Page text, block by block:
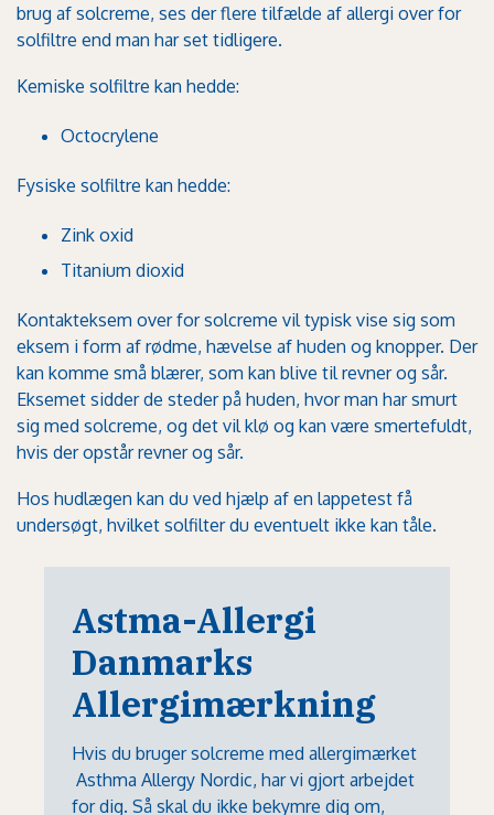
brug af solcreme, ses der flere tilfælde af allergi over for
solfiltre end man har set tidligere.
Kemiske solfiltre kan hedde:
Octocrylene
Fysiske solfiltre kan hedde:
Zink oxid
Titanium dioxid
Kontakteksem over for solcreme vil typisk vise sig som
eksem i form af rødme, hævelse af huden og knopper. Der
kan komme små blærer, som kan blive til revner og sår.
Eksemet sidder de steder på huden, hvor man har smurt
sig med solcreme, og det vil klø og kan være smertefuldt,
hvis der opstår revner og sår.
Hos hudlægen kan du ved hjælp af en lappetest få
undersøgt, hvilket solfilter du eventuelt ikke kan tåle.
Astma-Allergi
Danmarks
Allergimærkning
Hvis du bruger solcreme med allergimærket
Asthma Allergy Nordic, har vi gjort arbejdet
for dig. Så skal du ikke bekymre dig om,